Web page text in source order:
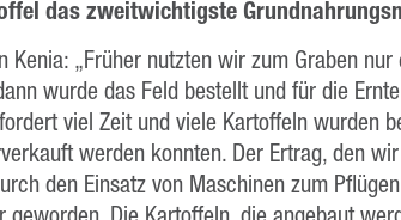
das zweitwichtigste
Kenia: „Früher nutzten wir zum Graben
wurde das Feld bestellt und für die
viel Zeit und viele Kartoffeln wurden
werden konnten. Der Ertrag, den
den Einsatz von Maschinen zum